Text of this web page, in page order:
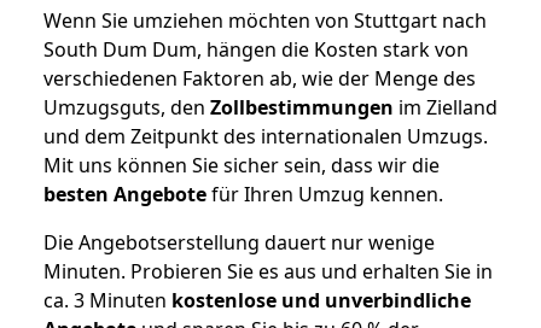
Wenn Sie umziehen möchten von Stuttgart nach
South Dum Dum, hängen die Kosten stark von
verschiedenen Faktoren ab, wie der Menge des
Umzugsguts, den Zollbestimmungen im Zielland
und dem Zeitpunkt des internationalen Umzugs.
Mit uns können Sie sicher sein, dass wir die
besten Angebotefür Ihren Umzug kennen.
Die Angebotserstellung dauert nur wenige
Minuten. Probieren Sie es aus und erhalten Sie in
ca. 3 Minuten kostenlose und unverbindliche